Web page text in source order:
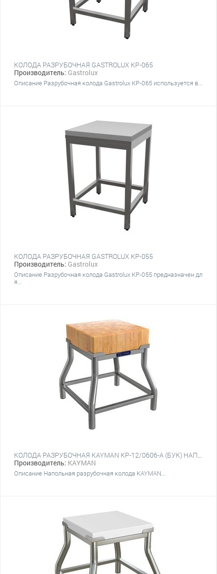
КОЛОДА РАЗРУБОЧНАЯ GASTROLUX КР-065
Производитель: Gastrolux
Описание Разрубочная колода Gastrolux КР-065 используется в...
КОЛОДА РАЗРУБОЧНАЯ GASTROLUX КР-055
Производитель: Gastrolux
Описание Разрубочная колода Gastrolux КР-055 предназначен дл
я...
КОЛОДА РАЗРУБОЧНАЯ KAYMAN КР-12/0606-А (БУК) НАПОЛЬНАЯ
Производитель: KAYMAN
Описание Напольная разрубочная колода KAYMAN...